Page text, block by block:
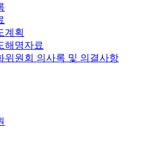
계획
해명자료
위원회 의사록 및 의결사항